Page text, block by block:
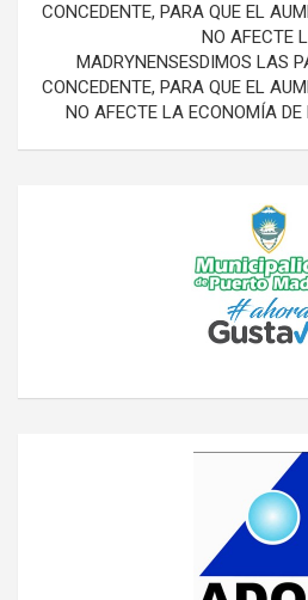
CONCEDENTE, PARA QUE EL
NO AFECTE
MADRYNENSESDIMOS LAS
CONCEDENTE, PARA QUE EL
NO AFECTE LA ECONOMÍA